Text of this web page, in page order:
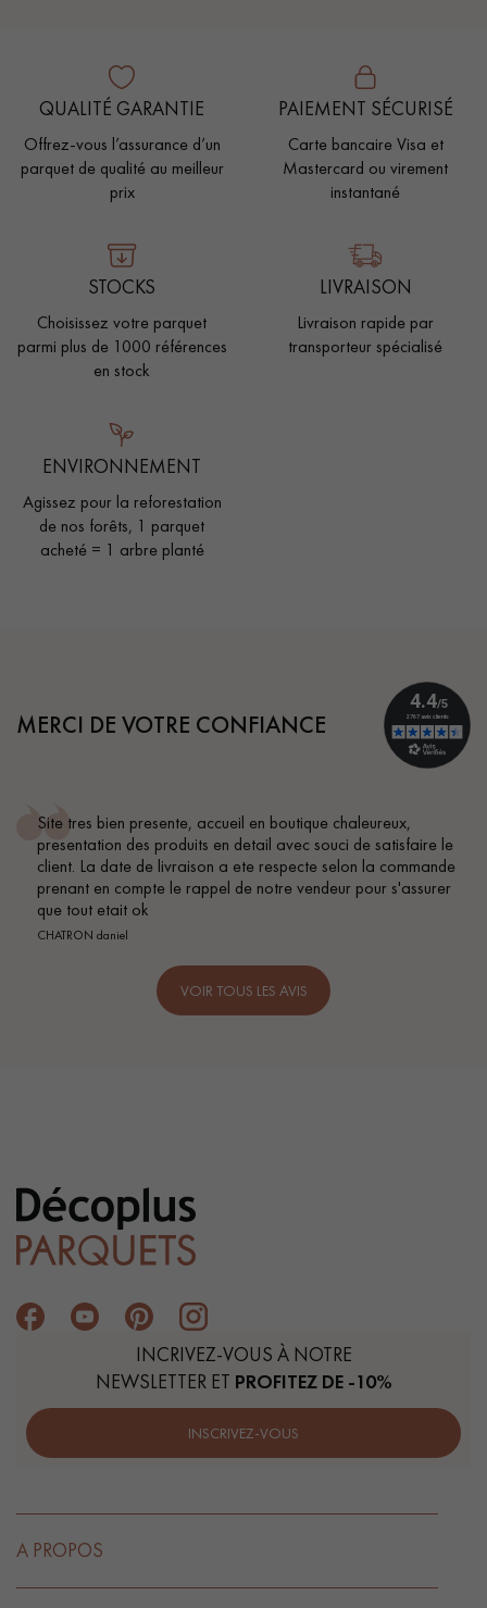
QUALITÉ GARANTIE
Offrez-vous l’assurance d’un
parquet de qualité au meilleur
prix
PAIEMENT SÉCURISÉ
Carte bancaire Visa et
Mastercard ou virement
instantané
STOCKS
Choisissez votre parquet
parmi plus de 1000 références
en stock
LIVRAISON
Livraison rapide par
transporteur spécialisé
ENVIRONNEMENT
Agissez pour la reforestation
de nos forêts, 1 parquet
acheté = 1 arbre planté
MERCI DE VOTRE CONFIANCE
Site tres bien presente, accueil en boutique chaleureux,
presentation des produits en detail avec souci de satisfaire le
client. La date de livraison a ete respecte selon la commande
prenant en compte le rappel de notre vendeur pour s'assurer
que tout etait ok
CHATRON daniel
VOIR TOUS LES AVIS
INCRIVEZ-VOUS À NOTRE
NEWSLETTER ET PROFITEZ DE -10%
INSCRIVEZ-VOUS
A PROPOS